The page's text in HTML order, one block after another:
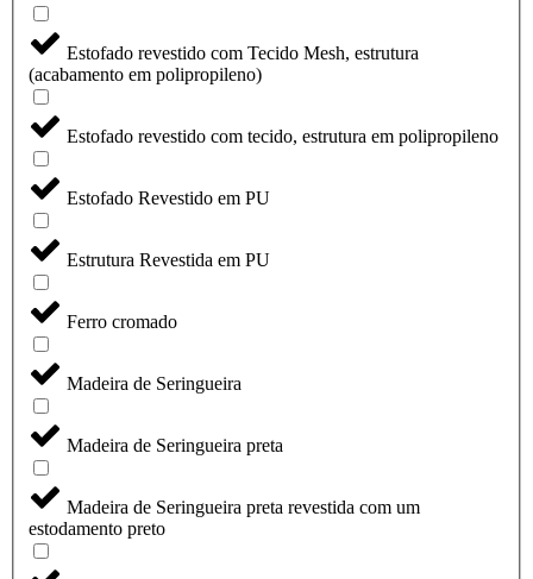
Estofado revestido com Tecido Mesh, estrutura
(acabamento em polipropileno)
Estofado revestido com tecido, estrutura em polipropileno
Estofado Revestido em PU
Estrutura Revestida em PU
Ferro cromado
Madeira de Seringueira
Madeira de Seringueira preta
Madeira de Seringueira preta revestida com um
estodamento preto